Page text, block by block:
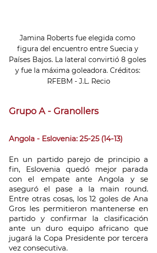
Jamina Roberts fue elegida como
figura del encuentro entre Suecia y
Países Bajos. La lateral convirtió 8 goles
y fue la máxima goleadora. Créditos:
RFEBM - J.L. Recio
Grupo A - Granollers
Angola - Eslovenia: 25-25 (14-13)
En un partido parejo de principio a
fin, Eslovenia quedó mejor parada
con el empate ante Angola y se
aseguró el pase a la main round.
Entre otras cosas, los 12 goles de Ana
Gros les permitieron mantenerse en
partido y confirmar la clasificación
ante un duro equipo africano que
jugará la Copa Presidente por tercera
vez consecutiva.